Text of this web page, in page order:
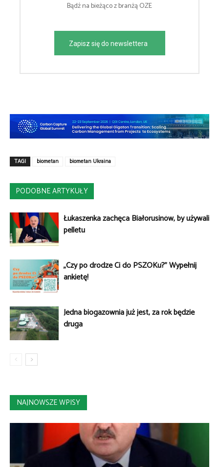
Bądź na bieżąco z branżą OZE
Zapisz się do newslettera
TAGI biometan biometan Ukraina
PODOBNE ARTYKUŁY
Łukaszenka zachęca Białorusinów, by używali
pelletu
„Czy po drodze Ci do PSZOKu?” Wypełnij
ankietę!
Jedna biogazownia już jest, za rok będzie
druga
NAJNOWSZE WPISY